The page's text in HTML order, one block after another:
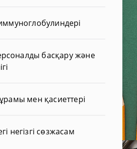
басқару және
мен қасиеттері
негізгі сөзжасам